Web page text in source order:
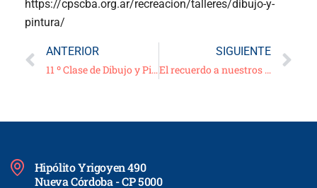
https://cpscba.org.ar/recreacion/talleres/dibujo-y-
pintura/
ANTERIOR
11 º Clase de Dibujo y Pintura – 02/06/21
SIGUIENTE
El recuerdo a nuestros matriculados y jubilados fallecidos
Hipólito Yrigoyen 490
Nueva Córdoba - CP 5000